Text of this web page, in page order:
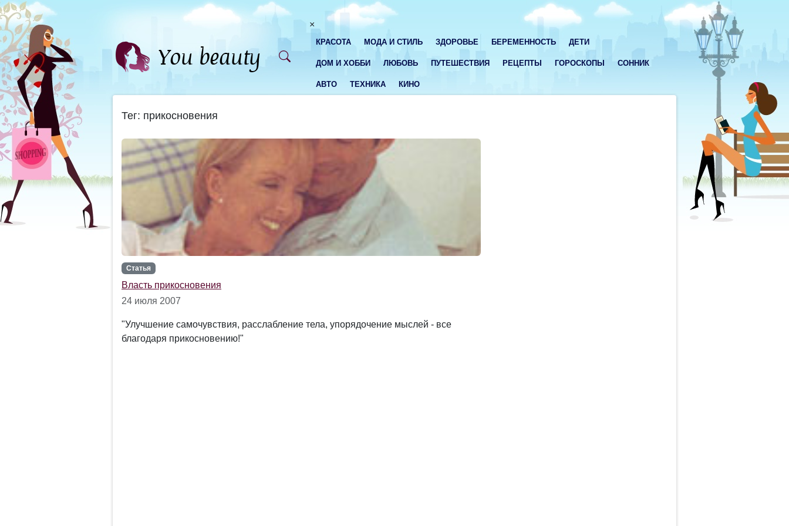
×
КРАСОТА МОДА И СТИЛЬ ЗДОРОВЬЕ БЕРЕМЕННОСТЬ ДЕТИ
ДОМ И ХОББИ ЛЮБОВЬ ПУТЕШЕСТВИЯ РЕЦЕПТЫ ГОРОСКОПЫ СОННИК
АВТО ТЕХНИКА КИНО
Тег: прикосновения
Статья
Власть прикосновения
24 июля 2007
"Улучшение самочувствия, расслабление тела, упорядочение мыслей - все
благодаря прикосновению!"